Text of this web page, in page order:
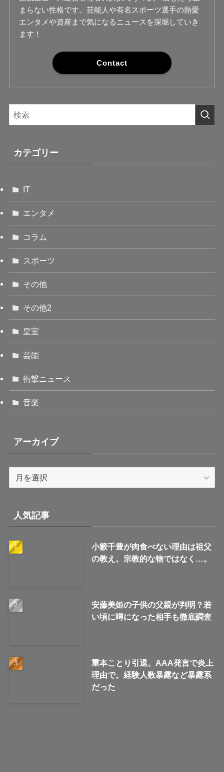
まらない性格です。芸能人や有名スポーツ選手の熱愛
エンタメや資産まで気になるニュースを深堀していき
ます！
Contact
カテゴリー
IT
エンタメ
コラム
スポーツ
その他
その他2
皇室
芸能
衝撃ニュース
音楽
アーカイブ
ブ
人気記事
小籔千豊が肉食べない理由は祖父
の教え。宗教的な物ではなく…。
安藤美姫の子供の父親が判明？若
い頃に噂になった相手も徹底調査
重本ことり引退。AAA発言で炎上
理由で。経験人数暴露など暴露系
だった